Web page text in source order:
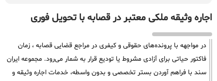
اجاره وثیقه ملکی معتبر در قصابه با تحویل فوری
در مواجهه با پرونده‌های حقوقی و کیفری در مراجع قضایی قصابه ، زمان
فاکتور حیاتی برای آزادی مشروط یا تودیع قرار به شمار می‌رود. مجموعه ایران
سند با فراهم آوردن بستر تخصصی و بدون واسطه، خدمات اجاره وثیقه و